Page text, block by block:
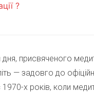
?
присвяченого
— задовго до
х років, коли